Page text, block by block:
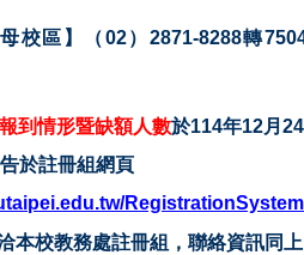
母校區】（02）2871-8288轉
到情形暨缺額人數於114年12月
於註冊組網頁
本校教務處註冊組，聯絡資訊同